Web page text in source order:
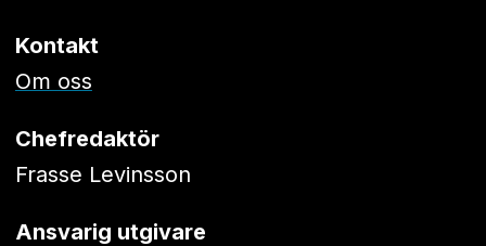
Kontakt
Om oss
Chefredaktör
Frasse Levinsson
Ansvarig utgivare